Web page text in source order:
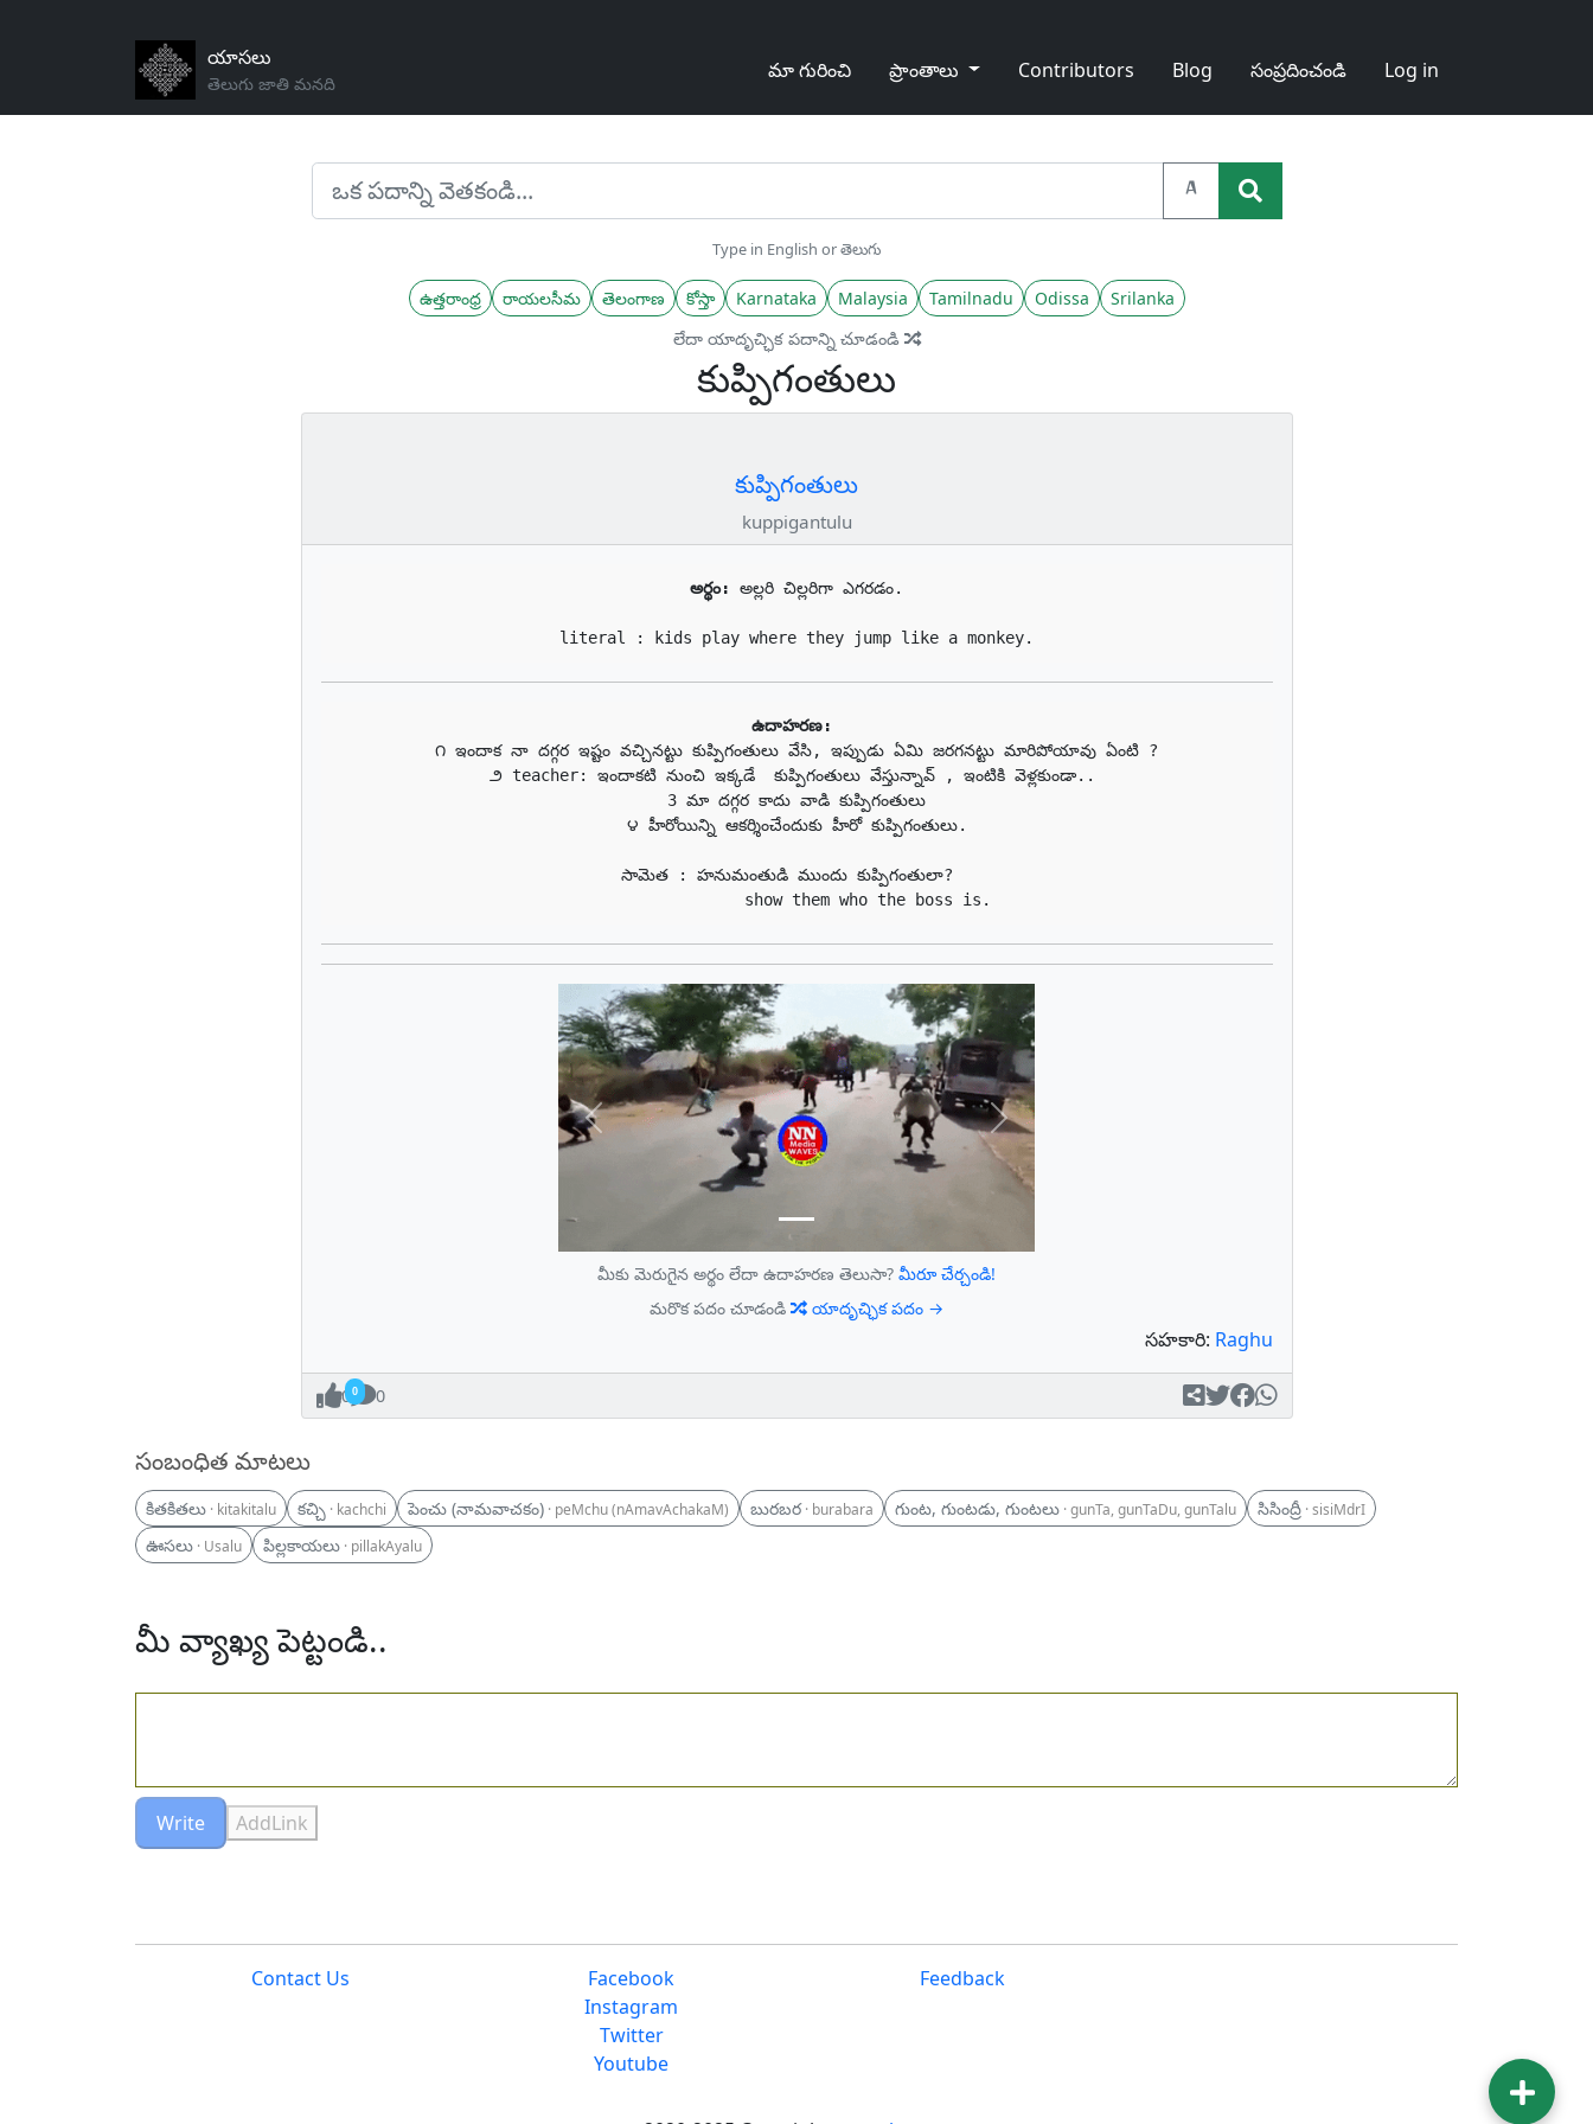
యాసలు
తెలుగు జాతి మనది
మా గురించి ప్రాంతాలు Contributors Blog సంప్రదించండి Log in
A
Type in English or తెలుగు
ఉత్తరాంధ్ర రాయలసీమ తెలంగాణ కోస్తా Karnataka Malaysia Tamilnadu Odissa
Srilanka
లేదా యాదృచ్ఛిక పదాన్ని చూడండి
కుప్పిగంతులు
కుప్పిగంతులు
kuppigantulu
అర్థం: అల్లరి చిల్లరిగా ఎగరడం.
literal : kids play where they jump like a monkey.
ఉదాహరణ:
౧ ఇందాక నా దగ్గర ఇష్టం వచ్చినట్టు కుప్పిగంతులు వేసి, ఇప్పుడు ఏమి జరగనట్టు మారిపోయావు ఏంటి ?
౨ teacher: ఇందాకటి నుంచి ఇక్కడే  కుప్పిగంతులు వేస్తున్నావ్ , ఇంటికి వెళ్లకుండా..
3 మా ద‌గ్గ‌ర కాదు వాడి కుప్పిగంతులు
౪ హీరోయిన్ని ఆకర్శించేందుకు హీరో కుప్పిగంతులు.
సామెత : హనుమంతుడి ముందు కుప్పిగంతులా?
Previous Next
మీకు మెరుగైన అర్థం లేదా ఉదాహరణ తెలుసా? మీరూ చేర్చండి!
మరొక పదం చూడండి
యాదృచ్ఛిక పదం →
సహకారి: Raghu
0 0
సంబంధిత మాటలు
కితకితలు · kitakitalu కచ్చి · kachchi పెంచు (నామవాచకం) · peMchu (nAmavAchakaM) బురబర· burabara గుంట, గుంటడు, గుంటలు · gunTa, gunTaDu, gunTalu సిసింద్రీ · sisiMdrI
ఊసలు · Usalu పిల్లకాయలు · pillakAyalu
మీ వ్యాఖ్య పెట్టండి..
Write AddLink
Contact Us
Facebook
Instagram
Twitter
Youtube
Feedback